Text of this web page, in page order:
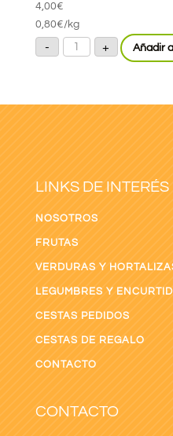
4,00€
0,80€/kg
-
Patata
Blanca
+ Añadir
LINKS DE INTERÉS
NOSOTROS
FRUTAS
VERDURAS Y
LEGUMBRES Y
CESTAS PEDIDOS
CESTAS DE REGALO
CONTACTO
CONTACTO